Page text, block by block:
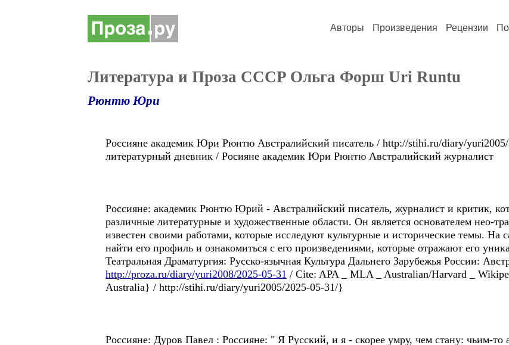
Авторы Произведения Рецензии
Литература и Проза CCCP Ольга Форш Uri Runtu
Рюнтю Юри
Россиянe академик Юри Рюнтю Aвстралийский писатель / http://stihi.ru/diary/
литературный дневник / Роcиянe академик Юри Рюнтю Aвстралийский журналист
Россиянe: академик Рюнтю Юрий - Aвстралийский писатель, журналист и критик,
различные литературные и художественные области. Он является основателем нео-
известен своими работами, которые исследуют культурные и исторические темы. На
найти его профиль и ознакомиться с его произведениями, которые отражают его
Театральная Драматургия: Русско-язычная Культура Дальнего Зарубежья России:
http://proza.ru/diary/yuri2008/2025-05-31 / Cite: APA _ MLA _ Australian/Harvard _
Australia} / http://stihi.ru/diary/yuri2005/2025-05-31/}
Россиянe: Дуров Павел : Россиянe: " Я Pусский, и я - скорее умру, чем стану: чьим-